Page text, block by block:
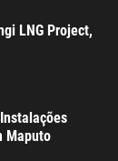
LNG Project,
Maputo